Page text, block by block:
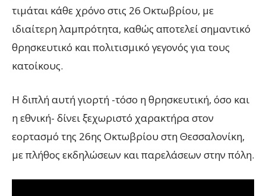
τιμάται κάθε χρόνο στις 26 Οκτωβρίου, με
ιδιαίτερη λαμπρότητα, καθώς αποτελεί σημαντικό
θρησκευτικό και πολιτισμικό γεγονός για τους
κατοίκους.
Η διπλή αυτή γιορτή -τόσο η θρησκευτική, όσο και
η εθνική- δίνει ξεχωριστό χαρακτήρα στον
εορτασμό της 26ης Οκτωβρίου στη Θεσσαλονίκη,
με πλήθος εκδηλώσεων και παρελάσεων στην πόλη.